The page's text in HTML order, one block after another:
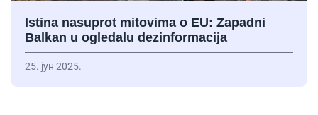
Istina nasuprot mitovima o EU: Zapadni
Balkan u ogledalu dezinformacija
25. јун 2025.